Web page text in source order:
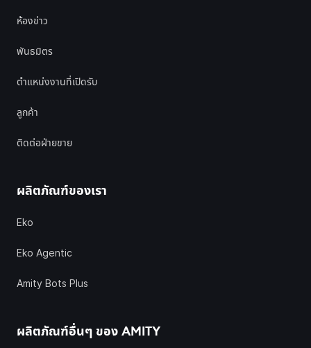
ห้องข่าว
พันธมิตร
ตำแหน่งงานที่เปิดรับ
ลูกค้า
ติดต่อฝ่ายขาย
ผลิตภัณฑ์ของเรา
Eko
Eko Agentic
Amity Bots Plus
ผลิตภัณฑ์อื่นๆ ของ AMITY